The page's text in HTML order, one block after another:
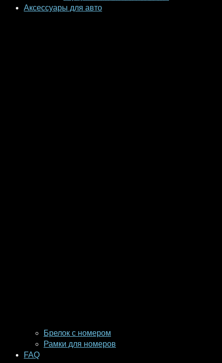
Аксессуары для авто
Брелок с номером
Рамки для номеров
FAQ